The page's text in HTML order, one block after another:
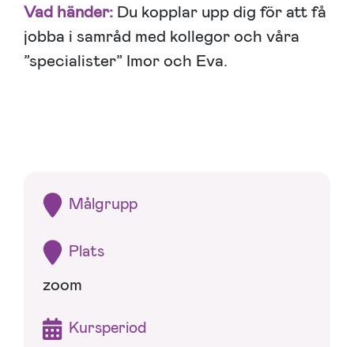
Vad händer: Du kopplar upp dig för att få
jobba i samråd med kollegor och våra
”specialister” Imor och Eva.
Målgrupp
Plats
zoom
Kursperiod